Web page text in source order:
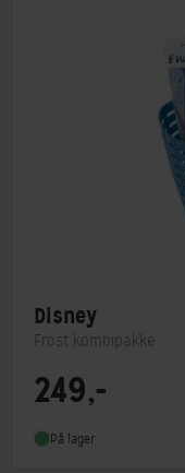
Disney
Frost kombipakke
Type
249,-
På lager